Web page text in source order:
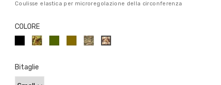
Coulisse elastica per microregolazione della circonferenza
COLORE
VEGETATO
COYOTE
MC
VEGETATO
Bitaglie